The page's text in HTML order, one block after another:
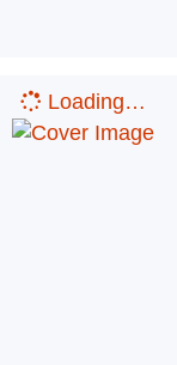
Loading…